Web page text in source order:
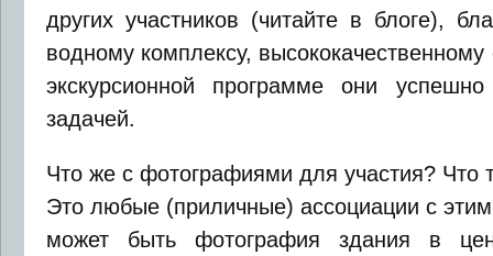
других участников (читайте в блоге),
водному комплексу,
экскурсионной программе они
задачей.
Что же с фотографиями для участия? Что
Это любые (приличные) ассоциации с
может быть фотография здания в